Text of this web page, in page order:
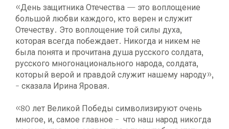
«День защитника Отечества — это воплощение
большой любви каждого, кто верен и служит
Отечеству. Это воплощение той силы духа,
которая всегда побеждает. Никогда и никем не
была понята и прочитана душа русского солдата,
русского многонационального народа, солдата,
который верой и правдой служит нашему народу»,
- сказала Ирина Яровая.
«80 лет Великой Победы символизируют очень
многое, и, самое главное - что наш народ никогда